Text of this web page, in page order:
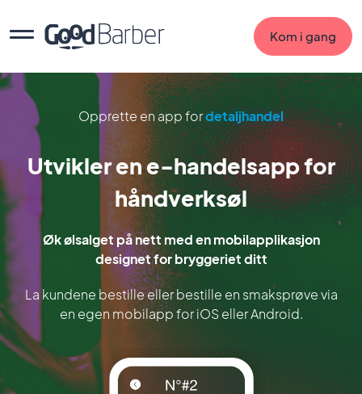
Kom i gang
Opprette en app fordetaljhandel
Utvikler en e-handelsapp for
håndverksøl
Øk ølsalget på nett med en mobilapplikasjon
designet for bryggeriet ditt
La kundene bestille eller bestille en smaksprøve via
en egen mobilapp for iOS eller Android.